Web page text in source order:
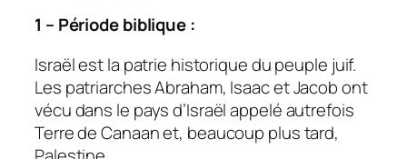
1 – Période biblique :
Israël est la patrie historique du peuple juif.
Les patriarches Abraham, Isaac et Jacob ont
vécu dans le pays d’Israël appelé autrefois
Terre de Canaan et, beaucoup plus tard,